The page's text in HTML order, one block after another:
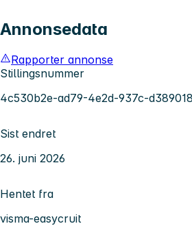
Annonsedata
Rapporter annonse
Stillingsnummer
4c530b2e-ad79-4e2d-937c-
Sist endret
26. juni 2026
Hentet fra
visma-easycruit